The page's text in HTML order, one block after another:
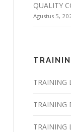
QUALITY
Agustus 5,
TRAINING
TRAINING
TRAINING